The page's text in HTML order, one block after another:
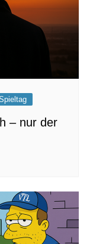
– nur der